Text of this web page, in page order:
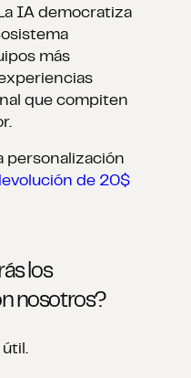
IA democratiza
más
que compiten
personalización
de 20$
los
nosotros?
útil.